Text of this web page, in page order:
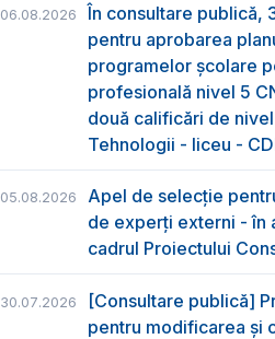
06.08.2026
În consultare publică,
pentru aprobarea
programelor școlare
profesională nivel 5
două calificări de
Tehnologii - liceu -
05.08.2026
Apel de selecție
de experți externi - în
cadrul Proiectului
30.07.2026
[Consultare publică]
pentru modificarea și